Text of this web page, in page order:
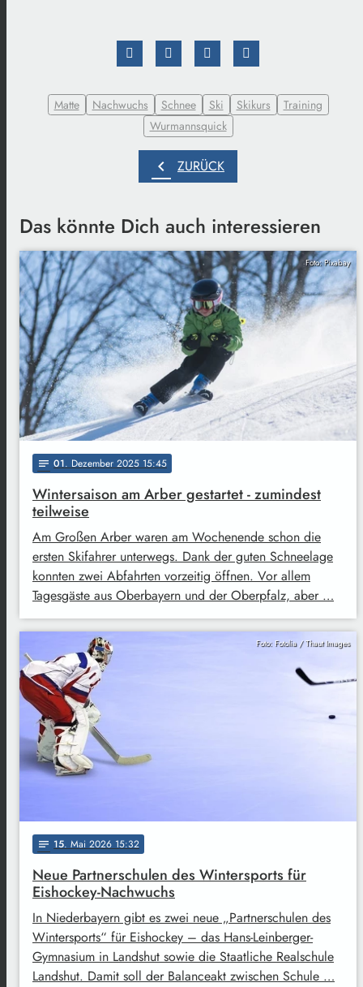
Matte Nachwuchs Schnee Ski Skikurs
Training
Wurmannsquick
chevron_left ZURÜCK
Das könnte Dich auch interessieren
Foto: Pixabay
notes 01. Dezember 2025 15:45
Wintersaison am Arber gestartet - zumindest
teilweise
Am Großen Arber waren am Wochenende schon die
ersten Skifahrer unterwegs. Dank der guten Schneelage
konnten zwei Abfahrten vorzeitig öffnen. Vor allem
Tagesgäste aus Oberbayern und der Oberpfalz, aber …
Foto: Fotolia / Thaut Images
notes 15. Mai 2026 15:32
Neue Partnerschulen des Wintersports für
Eishockey-Nachwuchs
In Niederbayern gibt es zwei neue „Partnerschulen des
Wintersports“ für Eishockey – das Hans-Leinberger-
Gymnasium in Landshut sowie die Staatliche Realschule
Landshut. Damit soll der Balanceakt zwischen Schule …